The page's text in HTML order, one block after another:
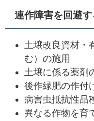
連作障害を回避
土壌改良資材・
む）の施用
土壌に係る薬剤
後作緑肥の作付
病害虫抵抗性品
異なる作物を育